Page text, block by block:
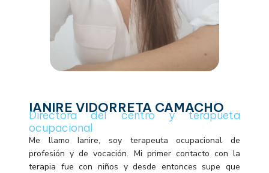
IANIRE VIDORRETA CAMACHO
Directora del centro y terapueta
ocupacional
Me llamo Ianire, soy terapeuta ocupacional de
profesión y de vocación. Mi primer contacto con la
terapia fue con niños y desde entonces supe que